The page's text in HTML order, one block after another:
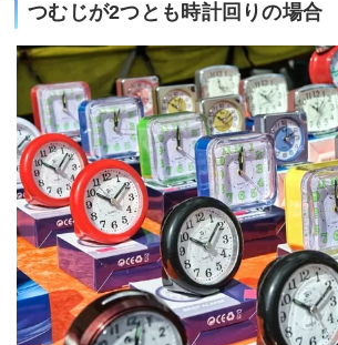
つむじが2つとも時計回りの場合